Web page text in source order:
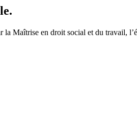
Maîtrise en droit social et du travail,